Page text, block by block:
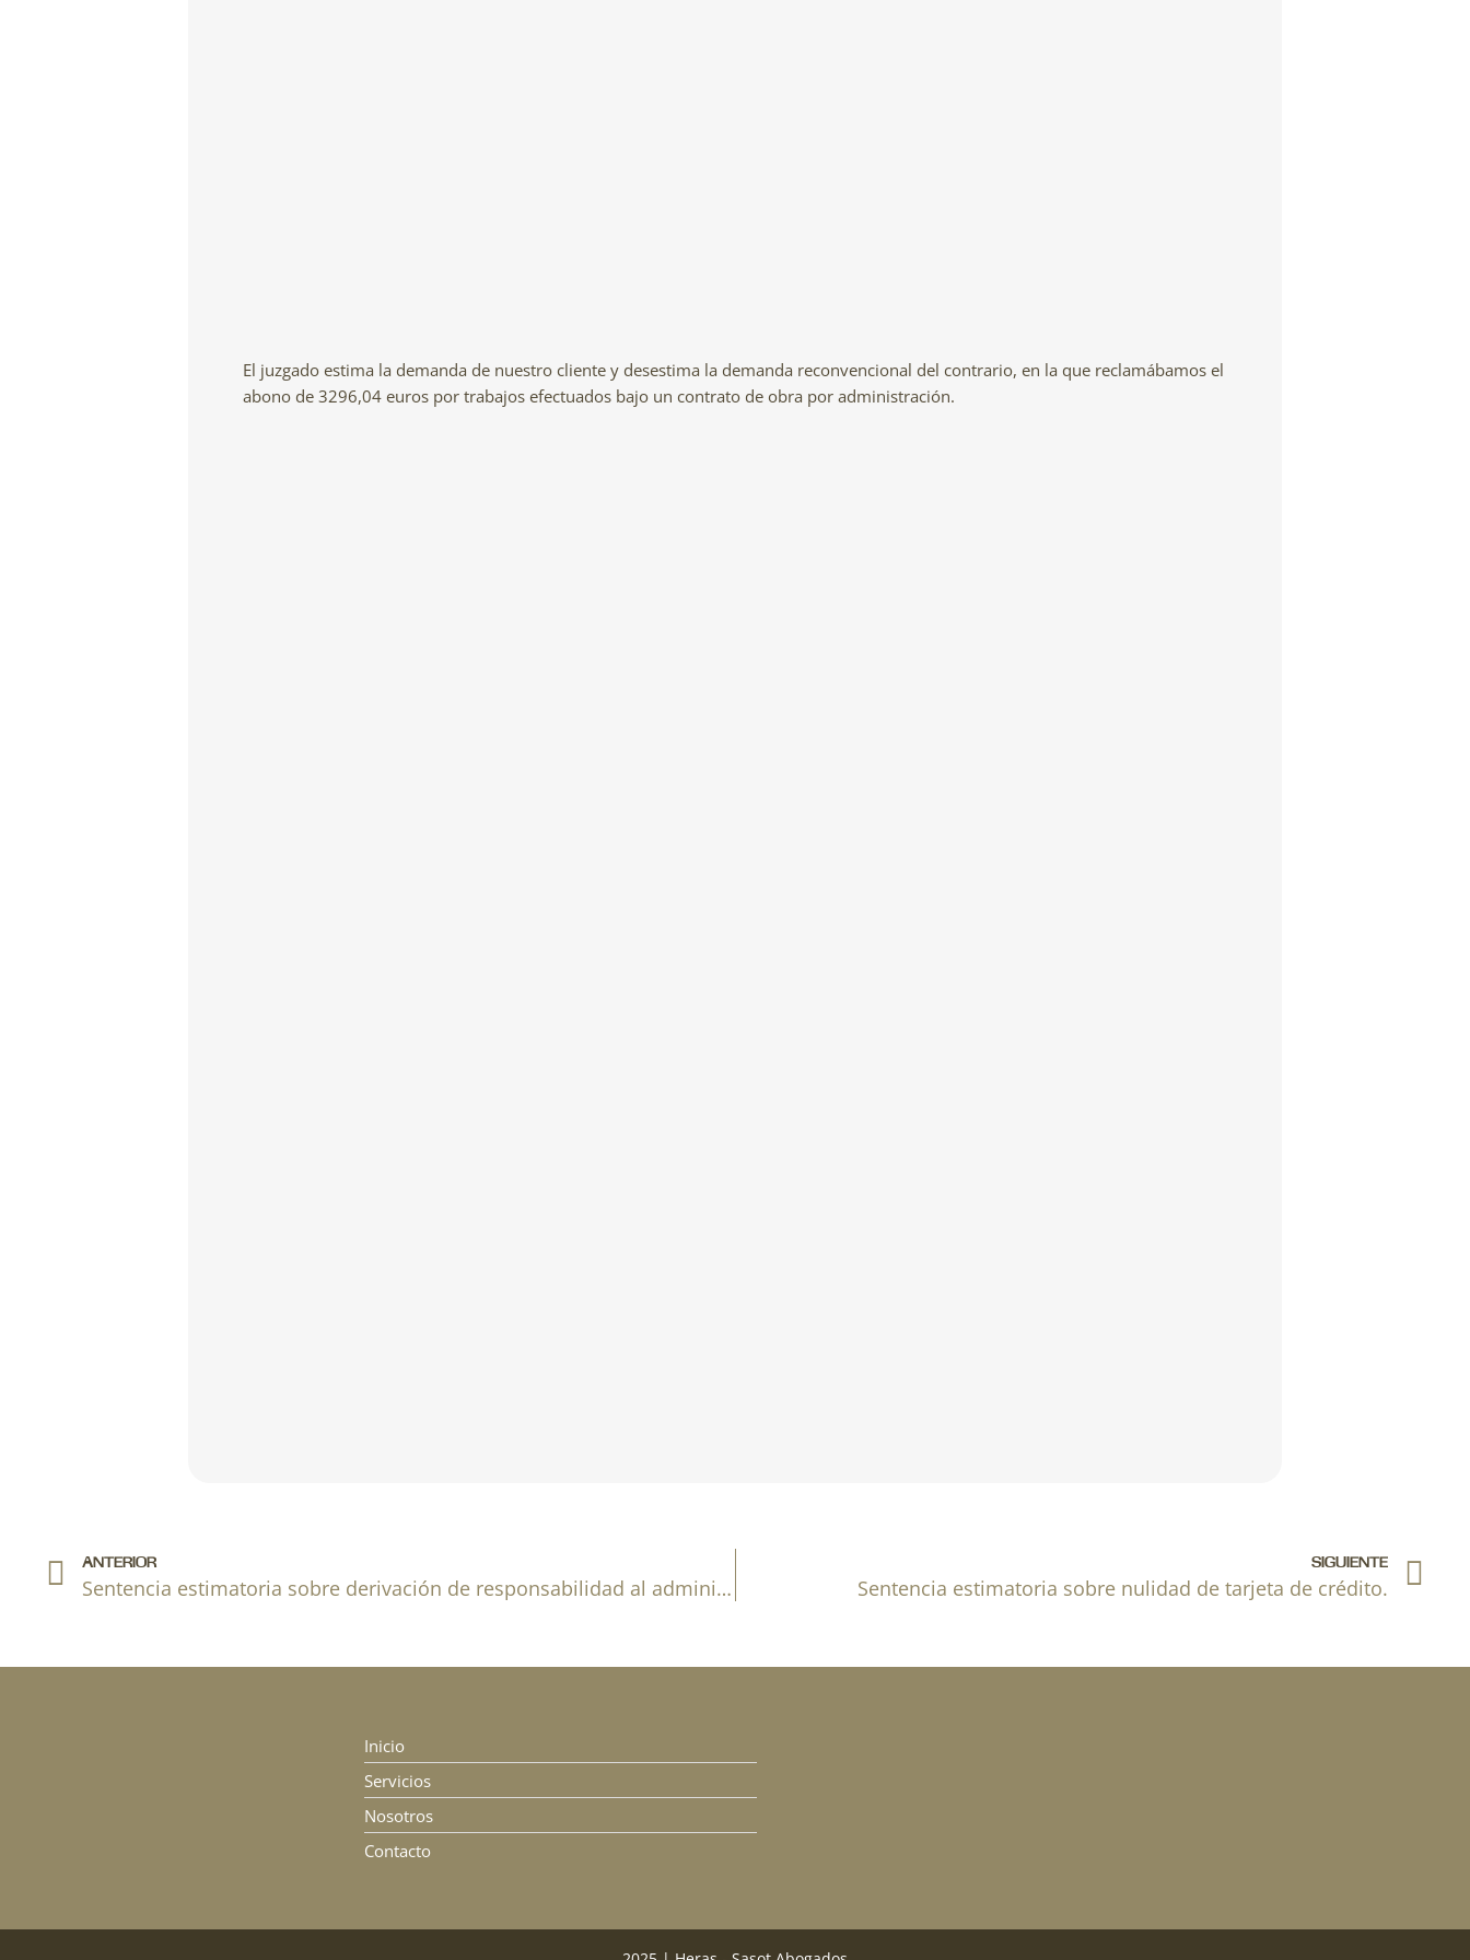
El juzgado estima la demanda de nuestro cliente y desestima la demanda reconvencional del contrario, en la que reclamábamos el
abono de 3296,04 euros por trabajos efectuados bajo un contrato de obra por administración.
Ant
ANTERIOR
Sentencia estimatoria sobre derivación de responsabilidad al administrador de la empresa.
SIGUIENTE
Sentencia estimatoria sobre nulidad de tarjeta de crédito.
Inicio
Servicios
Nosotros
Contacto